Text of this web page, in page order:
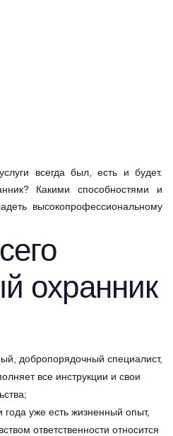
всегда был, есть и будет.
Какими способностями и
высокопрофессиональному
охранник
добропорядочный специалист,
все инструкции и свои
года уже есть жизненный опыт,
ответственности относится